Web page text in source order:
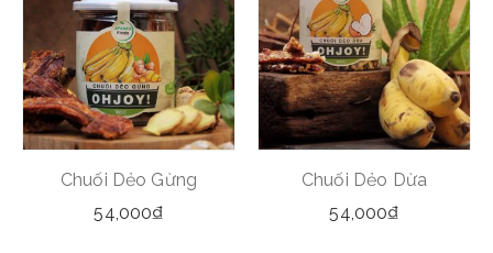
Chuối Dẻo Gừng
54,000₫
Chuối Dẻo Dừa
54,000₫